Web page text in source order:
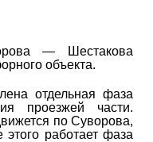
— Шестакова
объекта.
отдельная фаза
проезжей части.
по Суворова,
работает фаза